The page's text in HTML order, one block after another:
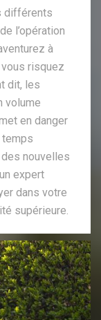
différents
l’opération
à
risquez
dit, les
volume
en danger
temps
nouvelles
expert
dans votre
supérieure.